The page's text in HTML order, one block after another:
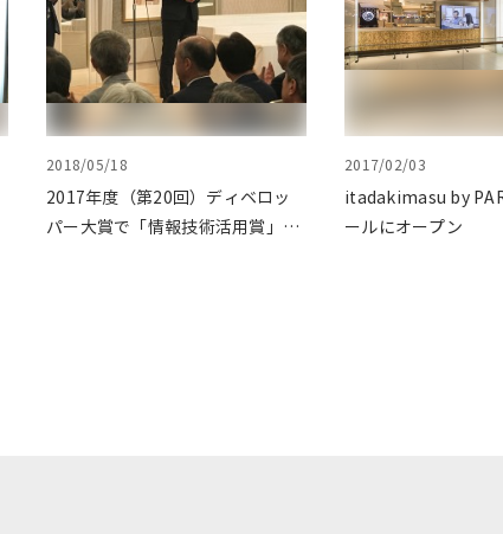
2018/05/18
2017年度（第20回）ディベロッ
パー大賞で「情報技術活用賞」を
2017/02/03
itadakimasu by
ールにオープン